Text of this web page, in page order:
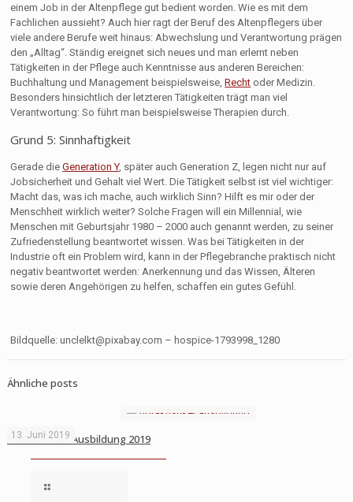
einem Job in der Altenpflege gut bedient worden. Wie es mit dem
Fachlichen aussieht? Auch hier ragt der Beruf des Altenpflegers über
viele andere Berufe weit hinaus: Abwechslung und Verantwortung prägen
den „Alltag“. Ständig ereignet sich neues und man erlernt neben
Tätigkeiten in der Pflege auch Kenntnisse aus anderen Bereichen:
Buchhaltung und Management beispielsweise,Recht oder Medizin.
Besonders hinsichtlich der letzteren Tätigkeiten trägt man viel
Verantwortung: So führt man beispielsweise Therapien durch.
Grund 5: Sinnhaftigkeit
Gerade dieGeneration Y, später auch Generation Z, legen nicht nur auf
Jobsicherheit und Gehalt viel Wert. Die Tätigkeit selbst ist viel wichtiger:
Macht das, was ich mache, auch wirklich Sinn? Hilft es mir oder der
Menschheit wirklich weiter? Solche Fragen will ein Millennial, wie
Menschen mit Geburtsjahr 1980 – 2000 auch genannt werden, zu seiner
Zufriedenstellung beantwortet wissen. Was bei Tätigkeiten in der
Industrie oft ein Problem wird, kann in der Pflegebranche praktisch nicht
negativ beantwortet werden: Anerkennung und das Wissen, Älteren
sowie deren Angehörigen zu helfen, schaffen ein gutes Gefühl.
Bildquelle:unclelkt@pixabay.com – hospice-1793998_1280
Ähnliche posts
13. Juni 2019
Hörakustiker Ausbildung 2019